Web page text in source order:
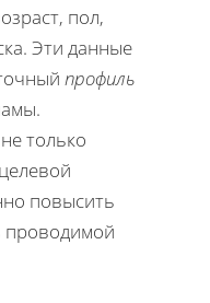
пол,
Эти данные
профиль
только
повысить
проводимой